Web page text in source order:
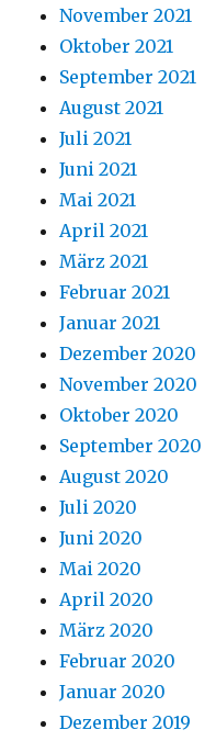
November 2021
Oktober 2021
September 2021
August 2021
Juli 2021
Juni 2021
Mai 2021
April 2021
März 2021
Februar 2021
Januar 2021
Dezember 2020
November 2020
Oktober 2020
September 2020
August 2020
Juli 2020
Juni 2020
Mai 2020
April 2020
März 2020
Februar 2020
Januar 2020
Dezember 2019